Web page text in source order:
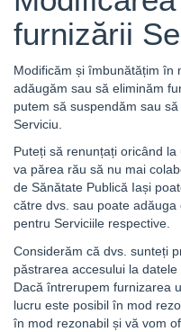
furnizării
Modificăm și îmbunătățim în
adăugăm sau să eliminăm
putem să suspendăm sau
Serviciu.
Puteți să renunțați oricând
va părea rău să nu mai
de Sănătate Publică Iași
către dvs. sau poate
pentru Serviciile respective.
Considerăm că dvs. sunteți
păstrarea accesului la
Dacă întrerupem furnizarea
lucru este posibil în mod
în mod rezonabil și vă vom